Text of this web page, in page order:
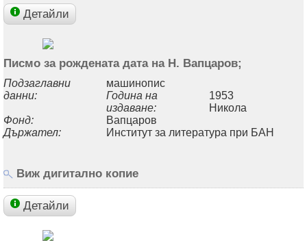
Детайли
Писмо за рождената дата на Н. Вапцаров;
Подзаглавни
данни:
машинопис
Година на
издаване:
1953
Фонд:
Никола
Вапцаров
Държател:
Институт за литература при БАН
Виж дигитално копие
Детайли